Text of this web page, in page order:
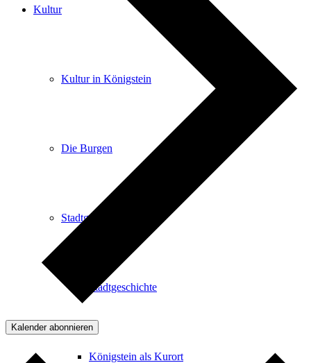
Kultur
Kultur in Königstein
Die Burgen
Stadtgeschichte
Stadtgeschichte
Königstein als Kurort
Kalender abonnieren